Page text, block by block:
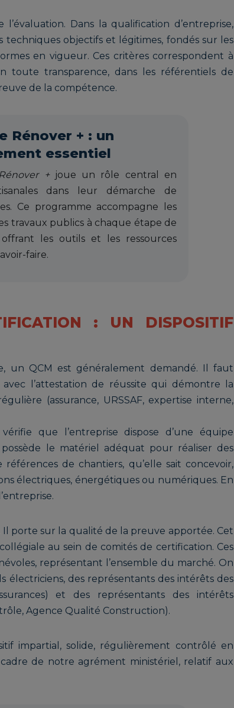
Dans la qualification d’entreprise,
techniques objectifs et légitimes, fondés sur les
en vigueur. Ces critères correspondent à
toute transparence, dans les référentiels de
de la compétence.
Rénover + : un
essentiel
Rénover +joue un rôle central en
dans leur démarche de
Ce programme accompagne les
travaux publics à chaque étape de
les outils et les ressources
faire.
: UN DISPOSITIF
un QCM est généralement demandé. Il faut
l’attestation de réussite qui démontre la
(assurance, URSSAF, expertise interne,
que l’entreprise dispose d’une équipe
le matériel adéquat pour réaliser des
de chantiers, qu’elle sait concevoir,
électriques, énergétiques ou numériques. En
Il porte sur la qualité de la preuve apportée. Cet
au sein de comités de certification. Ces
représentant l’ensemble du marché. On
électriciens, des représentants des intérêts des
et des représentants des intérêts
Agence Qualité Construction).
impartial, solide, régulièrement contrôlé en
de notre agrément ministériel, relatif aux